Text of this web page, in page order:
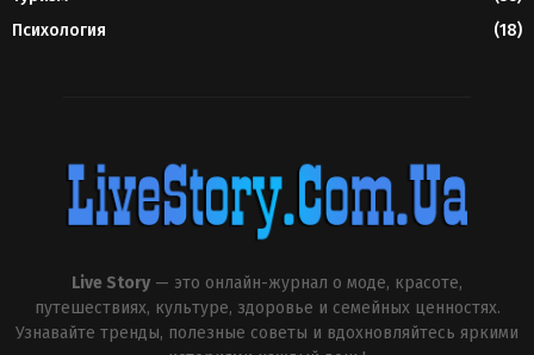
Психология
(18)
Live Story — это онлайн-журнал о моде, красоте,
путешествиях, культуре, здоровье и семейных ценностях.
Узнавайте тренды, полезные советы и вдохновляйтесь яркими